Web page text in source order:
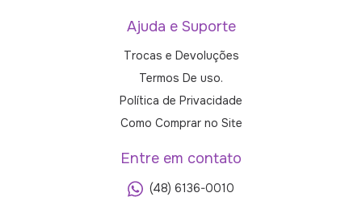
Ajuda e Suporte
Trocas e Devoluções
Termos De uso.
Política de Privacidade
Como Comprar no Site
Entre em contato
(48) 6136-0010